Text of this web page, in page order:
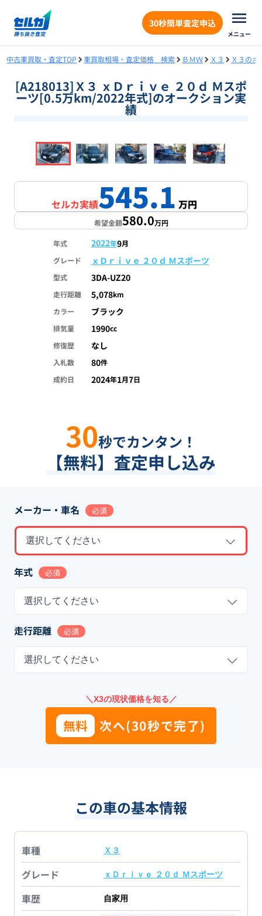
30秒簡単査定申込
メニュー
中古車買取・査定TOP 車買取相場・査定価格 検索 ＢＭＷ Ｘ３ Ｘ３の
[A218013]Ｘ３ ｘＤｒｉｖｅ ２０ｄ Ｍスポ
ーツ[0.5万km/2022年式]のオークション実
績
1/18
セルカ実績545.1万円
希望金額580.0万円
年式 2022年9月
グレード
ｘＤｒｉｖｅ ２０ｄ Ｍスポーツ
型式 3DA-UZ20
走行距離 5,078km
カラー
ブラック
排気量 1990cc
修復歴
なし
入札数 80件
成約日
2024年1月7日
30秒でカンタン！
【無料】査定申し込み
メーカー・車名 必須
選択してください
年式 必須
選択してください
走行距離 必須
選択してください
＼X3の現状価格を知る／
無料 次へ(30秒で完了)
この車の基本情報
車種 Ｘ３
グレード ｘＤｒｉｖｅ ２０ｄ Ｍスポーツ
車歴 自家用